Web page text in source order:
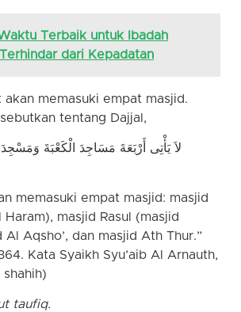
Terbaik untuk Ibadah
dari Kepadatan
akan memasuki empat masjid.
tentang Dajjal,
لاَ يَأْتِى أَرْبَعَةَ مَسَاجِدَ الْكَعْبَةَ
memasuki empat masjid: masjid
Haram), masjid Rasul (masjid
Al Aqsho’, dan masjid Ath Thur.”
Kata Syaikh Syu’aib Al Arnauth,
taufiq.